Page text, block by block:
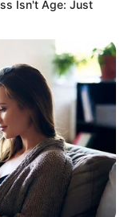
Isn't Age: Just